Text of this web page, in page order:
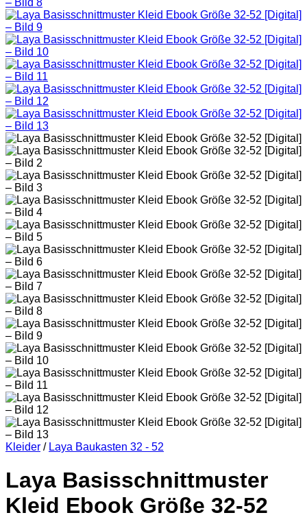
Kleider / Laya Baukasten 32 - 52
Laya Basisschnittmuster
Kleid Ebook Größe 32-52